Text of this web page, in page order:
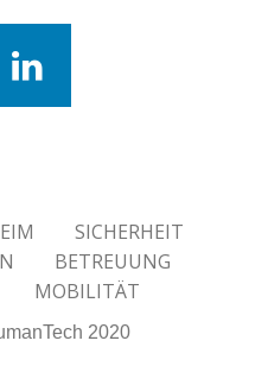
SICHERHEIT
BETREUUNG
MOBILITÄT
2020